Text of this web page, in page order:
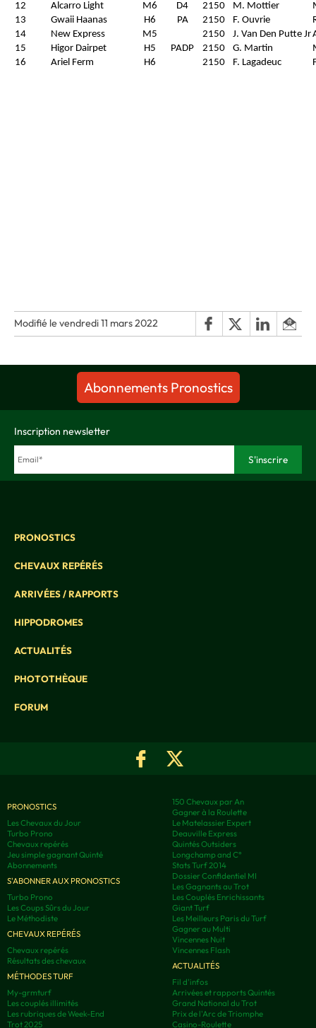
12
Alcarro Light M6 D4 2150 M. Mottier
13
Gwaii Haanas H6 PA 2150 F. Ouvrie
14
New Express M5 2150 J. Van Den Putte Jr
15
Higor Dairpet H5 PADP 2150 G. Martin
16
Ariel Ferm H6 2150 F. Lagadeuc
Modifié le vendredi 11 mars 2022
Abonnements Pronostics
Inscription newsletter
PRONOSTICS
CHEVAUX REPÉRÉS
ARRIVÉES / RAPPORTS
HIPPODROMES
ACTUALITÉS
PHOTOTHÈQUE
FORUM
PRONOSTICS
Les Chevaux du Jour
Turbo Prono
Chevaux repérés
Jeu simple gagnant Quinté
Abonnements
S'ABONNER AUX PRONOSTICS
Turbo Prono
Les Coups Sûrs du Jour
Le Méthodiste
CHEVAUX REPÉRÉS
Chevaux repérés
Résultats des chevaux
MÉTHODES TURF
My-grmturf
Les couplés illimités
Les rubriques de Week-End
Trot 2025
150 Chevaux par An
Gagner à la Roulette
Le Matelassier Expert
Deauville Express
Quintés Outsiders
Longchamp and C°
Stats Turf 2014
Dossier Confidentiel MI
Les Gagnants au Trot
Les Couplés Enrichissants
Giant Turf
Les Meilleurs Paris du Turf
Gagner au Multi
Vincennes Nuit
Vincennes Flash
ACTUALITÉS
Fil d'infos
Arrivées et rapports Quintés
Grand National du Trot
Prix de l'Arc de Triomphe
Casino-Roulette